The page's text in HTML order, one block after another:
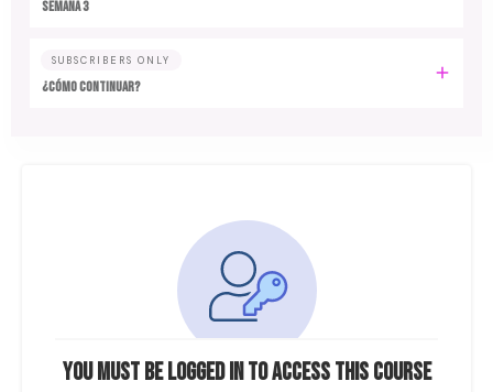
You must be logged in to access this course
Semana 3
SUBSCRIBERS ONLY
¿Cómo continuar?